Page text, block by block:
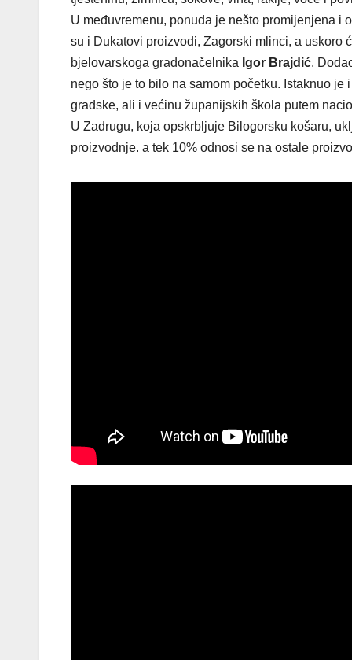
U međuvremenu, ponuda je nešto promijenjena i
su i Dukatovi proizvodi, Zagorski mlinci, a uskoro
bjelovarskoga gradonačelnika Igor Brajdić.
nego što je to bilo na samom početku. Istaknuo
gradske, ali i većinu županijskih škola putem
U Zadrugu, koja opskrbljuje Bilogorsku košaru,
proizvodnje. a tek 10% odnosi se na ostale